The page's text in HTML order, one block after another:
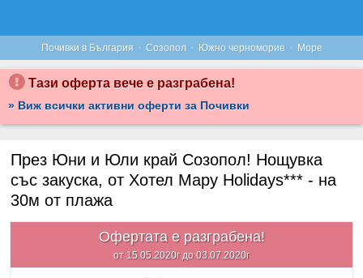
Почивки в България · Созопол · Южно черноморие · Море
Тази оферта вече е разграбена!
» Виж всички активни оферти за Почивки
През Юни и Юли край Созопол! Нощувка
със закуска, от Хотел Mapy Holidays*** - на
30м от плажа
Офертата е разграбена!
от 15.05.2020г до 03.07.2020г